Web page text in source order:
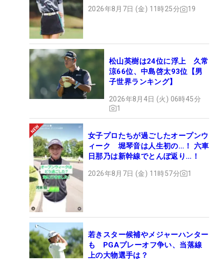
2026年8月7日 (金) 11時25分 19
松山英樹は24位に浮上 久常
涼66位、中島啓太93位【男
子世界ランキング】
2026年8月4日 (火) 06時45分
1
女子プロたちが過ごしたオープンウ
ィーク 堀琴音は人生初の…！ 六車
日那乃は新幹線でとんぼ返り…！
2026年8月7日 (金) 11時57分 1
若きスター候補やメジャーハンター
も PGAプレーオフ争い、当落線
上の大物選手は？